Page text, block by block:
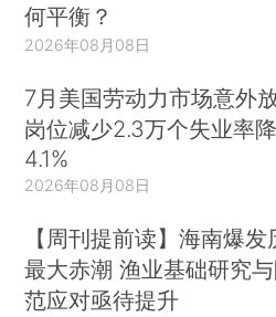
何平衡？
2026年08月08日
7月美国劳动力市场意外
岗位减少2.3万个失业率
4.1%
2026年08月08日
【周刊提前读】海南爆发
最大赤潮 渔业基础研究
范应对亟待提升